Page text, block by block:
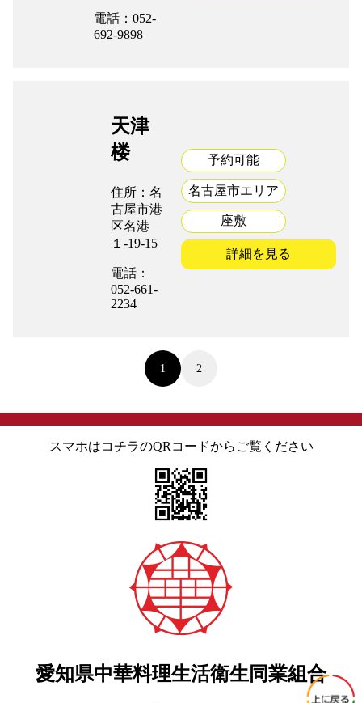
電話：052-
692-9898
天津
楼
住所：名
古屋市港
区名港
１-19-15
電話：
052-661-
2234
予約可能
名古屋市エリア
座敷
詳細を見る
の
1 2
スマホはコチラのQRコードからご覧ください
愛知県中華料理生活衛生同業組合